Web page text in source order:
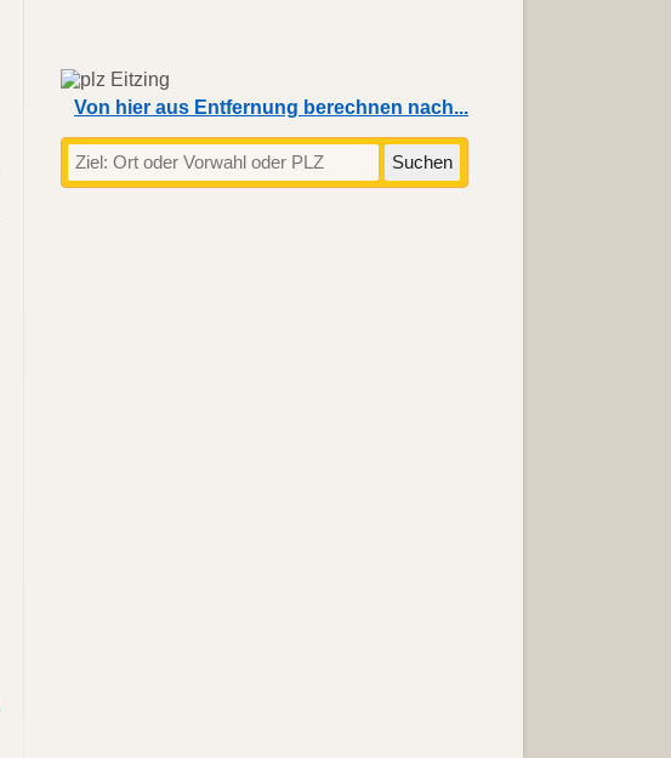
Von hier aus Entfernung berechnen nach...